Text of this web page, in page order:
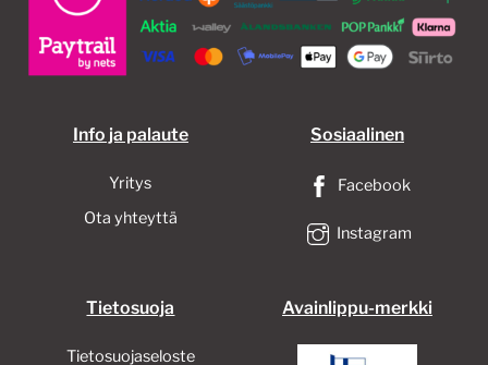
Info ja palaute
Yritys
Ota yhteyttä
Sosiaalinen
Facebook
Instagram
Tietosuoja
Tietosuojaseloste
Avainlippu-merkki